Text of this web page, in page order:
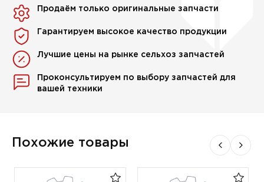
Продаём только оригинальные запчасти
Гарантируем высокое качество продукции
Лучшие цены на рынке сельхоз запчастей
Проконсультируем по выбору запчастей для
вашей техники
Похожие товары